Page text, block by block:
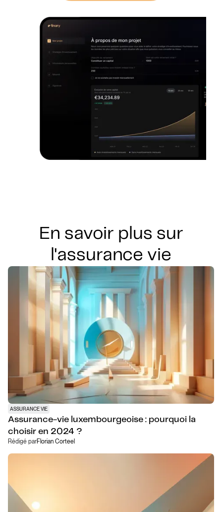
En savoir plus sur
l'assurance vie
ASSURANCE VIE
Assurance-vie luxembourgeoise : pourquoi la
choisir en 2024 ?
Rédigé parFlorian Corteel